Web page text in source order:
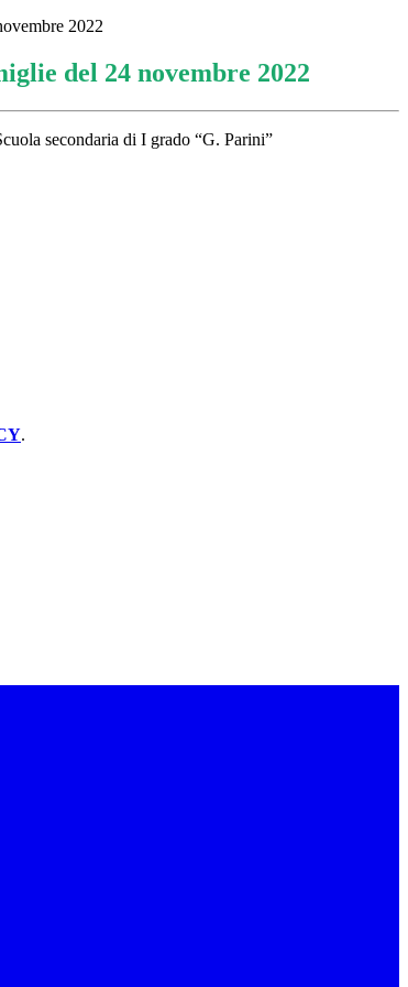
2022
del 24 novembre 2022
secondaria di I grado “G. Parini”
.